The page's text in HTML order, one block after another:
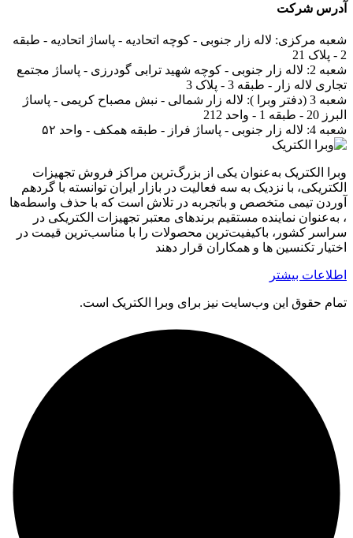
آدرس شرکت
شعبه مرکزی: لاله زار جنوبی - کوچه اتحادیه - پاساژ اتحادیه - طبقه
2 - پلاک 21
شعبه 2:
لاله زار جنوبی - کوچه شهید ترابی گودرزی - پاساژ مجتمع
تجاری لاله زار - طبقه 3 - پلاک 3
شعبه 3 (دفتر وبرا ):
لاله زار شمالی - نبش مصباح کریمی - پاساژ
البرز 20 - طبقه 1 - واحد 212
شعبه 4:
لاله زار جنوبی - پاساژ فراز - طبقه همکف - واحد ۵۲
وبرا الکتریک به‌عنوان یکی از بزرگ‌ترین مراکز فروش تجهیزات
الکتریکی، با نزدیک به سه فعالیت در بازار ایران توانسته با گردهم‌
آوردن تیمی متخصص و باتجربه در تلاش است که با حذف واسطه‌ها
، به‌عنوان نماینده مستقیم برندهای معتبر تجهیزات الکتریکی در
سراسر کشور، باکیفیت‌ترین محصولات را با مناسب‌ترین قیمت در
اختیار تکنسین ها و همکاران قرار دهند
اطلاعات بیشتر
تمام حقوق اين وب‌سايت نیز برای وبرا الکتریک است.